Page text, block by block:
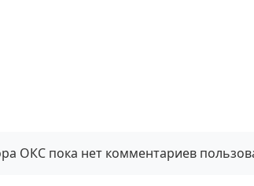
ОКС пока нет комментариев